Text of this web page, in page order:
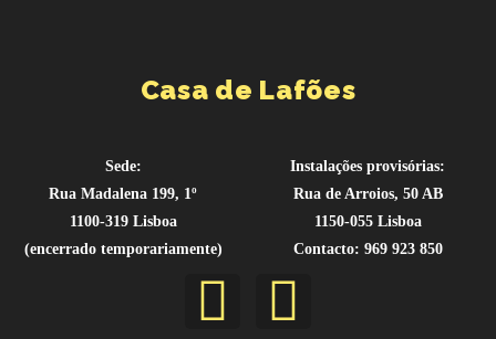
Casa de Lafões
Sede:
Rua Madalena 199, 1º
1100-319 Lisboa
(encerrado temporariamente)
Instalações provisórias:
Rua de Arroios, 50 AB
1150-055 Lisboa
Contacto: 969 923 850